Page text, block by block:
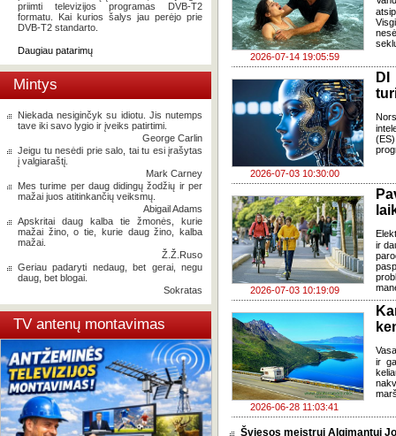
priimti televizijos programas DVB-T2
formatu. Kai kurios šalys jau perėjo prie
DVB-T2 standarto.
Daugiau patarimų
Mintys
Niekada nesiginčyk su idiotu. Jis nutemps
tave iki savo lygio ir įveiks patirtimi.
George Carlin
Jeigu tu nesėdi prie salo, tai tu esi įrašytas
į valgiaraštį.
Mark Carney
Mes turime per daug didingų žodžių ir per
mažai juos atitinkančių veiksmų.
Abigail Adams
Apskritai daug kalba tie žmonės, kurie
mažai žino, o tie, kurie daug žino, kalba
mažai.
Ž.Ž.Ruso
Geriau padaryti nedaug, bet gerai, negu
daug, bet blogai.
Sokratas
TV antenų montavimas
2026-07-14 19:05:59
2026-07-03 10:30:00
2026-07-03 10:19:09
ir
2026-06-28 11:03:41
ir
Šviesos meistrui Algimantui